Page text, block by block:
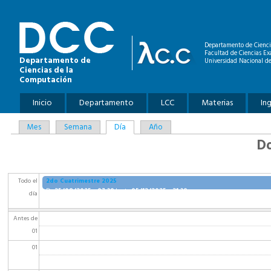
Departamento de
Ciencias de la
Computación
Departamento de
Facultad de Ciencias
Universidad Nacional
Menú principal
Inicio Departamento LCC Materias
Solapas principales
Mes Semana Día (solapa activa)
Año
Todo el
día
2do Cuatrimestre 2025
De25/08/2025 - 07:30hasta05/12/2025 - 21:30
Antes de
01
01